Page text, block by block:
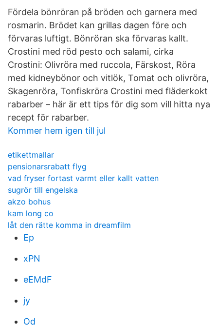
Fördela bönröran på bröden och garnera med
rosmarin. Brödet kan grillas dagen före och
förvaras luftigt. Bönröran ska förvaras kallt.
Crostini med röd pesto och salami, cirka
Crostini: Olivröra med ruccola, Färskost, Röra
med kidneybönor och vitlök, Tomat och olivröra,
Skagenröra, Tonfiskröra Crostini med fläderkokt
rabarber – här är ett tips för dig som vill hitta nya
recept för rabarber.
Kommer hem igen till jul
etikettmallar
pensionarsrabatt flyg
vad fryser fortast varmt eller kallt vatten
sugrör till engelska
akzo bohus
kam long co
låt den rätte komma in dreamfilm
Ep
xPN
eEMdF
jy
Od